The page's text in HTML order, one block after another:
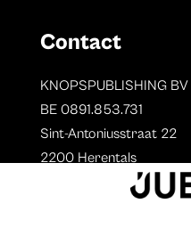
Contact
KNOPSPUBLISHING BV
BE 0891.853.731
Sint-Antoniusstraat 22
2200 Herentals